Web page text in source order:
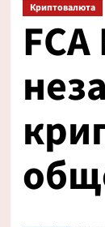
Криптовалюта